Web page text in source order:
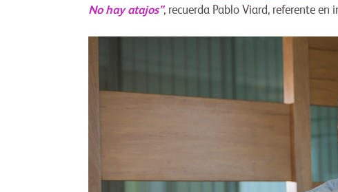
No hay atajos”, recuerda Pablo Viard, referente en